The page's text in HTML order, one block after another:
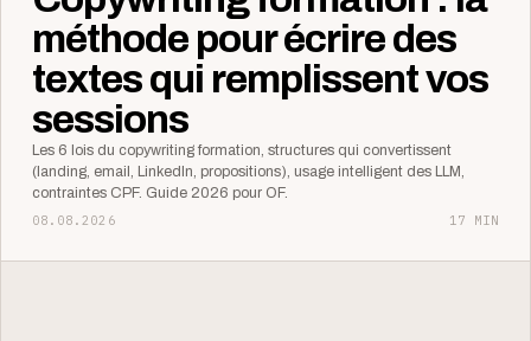
méthode pour écrire des
textes qui remplissent vos
sessions
Les 6 lois du copywriting formation, structures qui convertissent
(landing, email, LinkedIn, propositions), usage intelligent des LLM,
contraintes CPF. Guide 2026 pour OF.
08.08.2026
17 MIN